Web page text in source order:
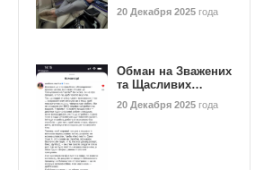
20 Декабря 2025 года
Обман на Зважених
та Щасливих…
20 Декабря 2025 года